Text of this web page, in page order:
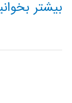
دانلود
آرژانتین
بیشتر